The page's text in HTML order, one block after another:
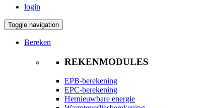
login
Toggle navigation
Bereken
REKENMODULES
EPB-berekening
EPC-berekening
Hernieuwbare energie